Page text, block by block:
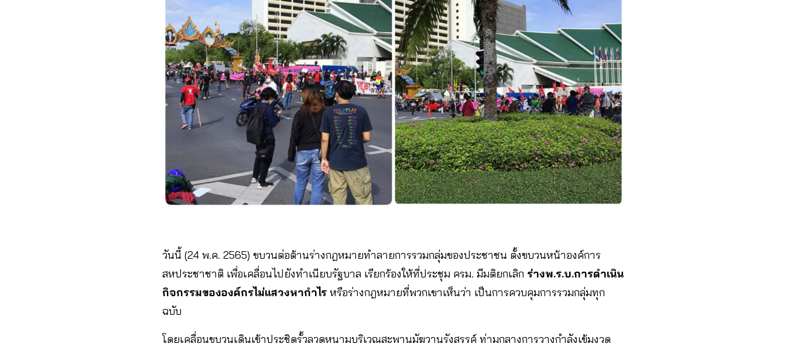
วันนี้ (24 พ.ค. 2565) ขบวนต่อต้านร่างกฎหมายทำลายการรวมกลุ่มของประชาชน ตั้งขบวนหน้าองค์การ
สหประชาชาติ เพื่อเคลื่อนไปยังทำเนียบรัฐบาล เรียกร้องให้ที่ประชุม ครม. มีมติยกเลิก ร่างพ.ร.บ.การดำเนิน
กิจกรรมขององค์กรไม่แสวงหากำไร หรือร่างกฎหมายที่พวกเขาเห็นว่า เป็นการควบคุมการรวมกลุ่มทุก
ฉบับ
โดยเคลื่อนขบวนเดินเข้าประชิดรั้วลวดหนามบริเวณสะพานมัฆวานรังสรรค์ ท่ามกลางการวางกำลังเข้มงวด